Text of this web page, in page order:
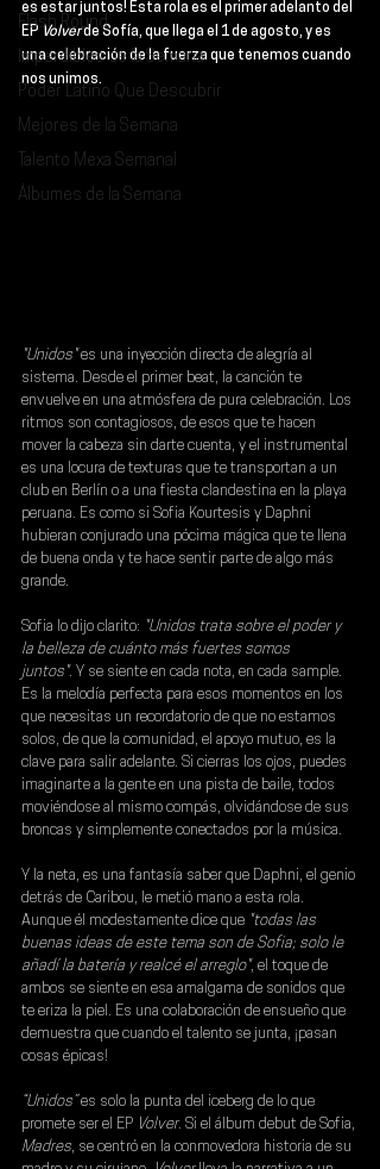
Flash Round
Imperdibles de la Semana
Poder Latino Que Descubrir
Mejores de la Semana
Talento Mexa Semanal
Álbumes de la Semana
es estar juntos! Esta rola es el primer adelanto del
EP Volver de Sofía, que llega el 1 de agosto, y es
una celebración de la fuerza que tenemos cuando
nos unimos.
"Unidos" es una inyección directa de alegría al
sistema. Desde el primer beat, la canción te
envuelve en una atmósfera de pura celebración. Los
ritmos son contagiosos, de esos que te hacen
mover la cabeza sin darte cuenta, y el instrumental
es una locura de texturas que te transportan a un
club en Berlín o a una fiesta clandestina en la playa
peruana. Es como si Sofia Kourtesis y Daphni
hubieran conjurado una pócima mágica que te llena
de buena onda y te hace sentir parte de algo más
grande.
Sofia lo dijo clarito: "Unidos trata sobre el poder y
la belleza de cuánto más fuertes somos
juntos". Y se siente en cada nota, en cada sample.
Es la melodía perfecta para esos momentos en los
que necesitas un recordatorio de que no estamos
solos, de que la comunidad, el apoyo mutuo, es la
clave para salir adelante. Si cierras los ojos, puedes
imaginarte a la gente en una pista de baile, todos
moviéndose al mismo compás, olvidándose de sus
broncas y simplemente conectados por la música.
Y la neta, es una fantasía saber que Daphni, el genio
detrás de Caribou, le metió mano a esta rola.
Aunque él modestamente dice que "todas las
buenas ideas de este tema son de Sofia; solo le
añadí la batería y realcé el arreglo", el toque de
ambos se siente en esa amalgama de sonidos que
te eriza la piel. Es una colaboración de ensueño que
demuestra que cuando el talento se junta, ¡pasan
cosas épicas!
“Unidos” es solo la punta del iceberg de lo que
promete ser el EP Volver. Si el álbum debut de Sofia,
Madres, se centró en la conmovedora historia de su